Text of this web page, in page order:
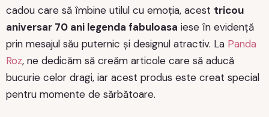
cadou care să îmbine utilul cu emoția, acest tricou
aniversar 70 ani legenda fabuloasa iese în evidență
prin mesajul său puternic și designul atractiv. La Panda
Roz, ne dedicăm să creăm articole care să aducă
bucurie celor dragi, iar acest produs este creat special
pentru momente de sărbătoare.